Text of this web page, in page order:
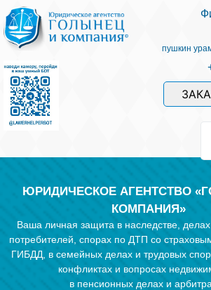
Беҙҙең белгестәр һәм
Хеҙмәт хаҡын түләү
Һорау биреү
Баһалама
Файҙалы мәҡәләләр
пушкин
ЮРИДИЧЕСКОЕ АГЕНТСТВО
КОМПАНИЯ»
Ваша личная защита в наследстве,
потребителей, спорах по ДТП со
ГИБДД, в семейных делах и трудовых
конфликтах и вопросах
в пенсионных делах и